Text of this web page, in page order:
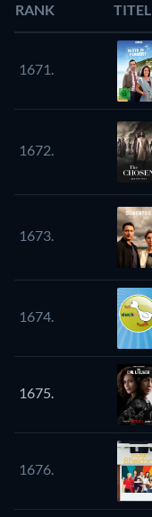
RANK TITEL
1671.
1672.
1673.
1674.
1675.
1676.